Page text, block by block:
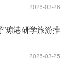
2026-03-26
”琼港研学旅游推
2026-03-25